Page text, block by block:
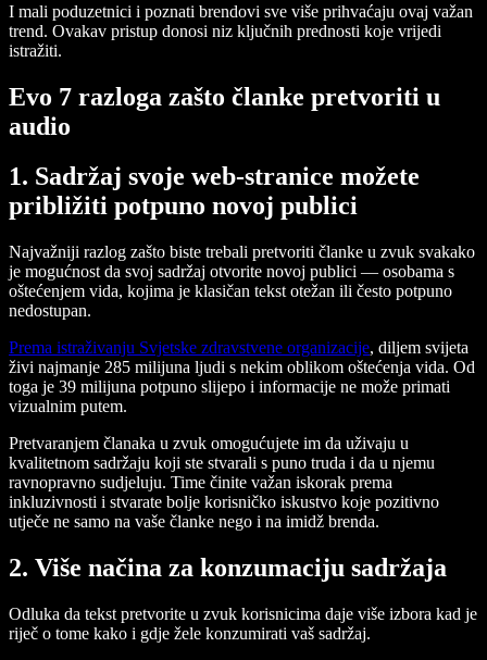
I mali poduzetnici i poznati brendovi sve više prihvaćaju ovaj važan
trend. Ovakav pristup donosi niz ključnih prednosti koje vrijedi
istražiti.
Evo 7 razloga zašto članke pretvoriti u
audio
1. Sadržaj svoje web-stranice možete
približiti potpuno novoj publici
Najvažniji razlog zašto biste trebali pretvoriti članke u zvuk svakako
je mogućnost da svoj sadržaj otvorite novoj publici — osobama s
oštećenjem vida, kojima je klasičan tekst otežan ili često potpuno
nedostupan.
Prema istraživanju Svjetske zdravstvene organizacije, diljem svijeta
živi najmanje 285 milijuna ljudi s nekim oblikom oštećenja vida. Od
toga je 39 milijuna potpuno slijepo i informacije ne može primati
vizualnim putem.
Pretvaranjem članaka u zvuk omogućujete im da uživaju u
kvalitetnom sadržaju koji ste stvarali s puno truda i da u njemu
ravnopravno sudjeluju. Time činite važan iskorak prema
inkluzivnosti i stvarate bolje korisničko iskustvo koje pozitivno
utječe ne samo na vaše članke nego i na imidž brenda.
2. Više načina za konzumaciju sadržaja
Odluka da tekst pretvorite u zvuk korisnicima daje više izbora kad je
riječ o tome kako i gdje žele konzumirati vaš sadržaj.